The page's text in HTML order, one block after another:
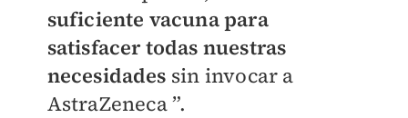
suficiente vacuna para
satisfacer todas nuestras
necesidades sin invocar a
AstraZeneca ”.